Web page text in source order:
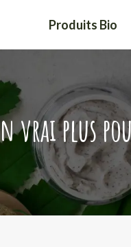
Produits Bio
vrai plus